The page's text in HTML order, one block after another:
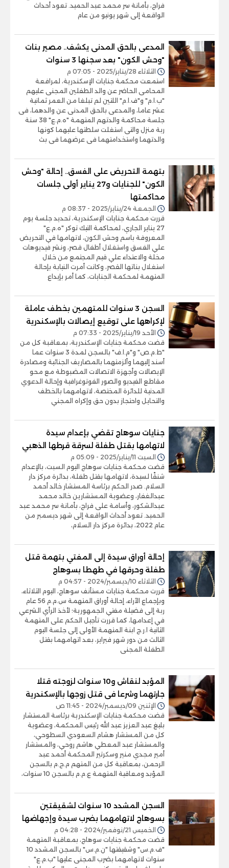
فراج، بأمانة سر محمد عبد الحميد. تعود أحداث
الواقعة إلى شهر يونيو من عام
المدعى بالحق المدنى يكشف.. مصير بنات
"وحش الكون" بعد سجنها 3 سنوات
الثلاثاء 28/يناير/2025 - 07:05 م
استمعت محكمة جنايات الإسكندرية، لمرافعة
المحامى الحاضر عن والد الطفلين المجنى عليهم
"ب.ا.م" و"ف.ا.م" اللتين لم تبلغا من العمر ثمانية
عشر عاما، والمدعى بالحق المدنى عن والدهما، فى
جلسة محاكمة والدتهم المتهمة "ه.م.ع" 38 سنة
ربة منزل والتى استغلت سلطتها عليهما كونها
والدتهما واستخدامتهما فى عرضهما فى بث
بتهمة التحريض على الفسق.. إحالة "وحش
الكون" للجنايات و27 يناير أولى جلسات
محاكمتها
الجمعة 24/يناير/2025 - 08:37 م
قررت محكمة جنايات الإسكندرية، تحديد جلسة يوم
27 يناير الجاري، لمحاكمة التيك توكر "ه.م.ع"
المعروفة باسم وحش الكون، لاتهامها في التحريض
علي الفسق واستغلال أطفال قصر، ونشر فيديوهات
مخلة والاعتداء علي قيم المجتمع من خلال
استغلال بناتها القصر، وكانت أمرت النيابة بإحالة
المتهمة لمحكمة الجنايات، كما أمر بإيداع
السجن 3 سنوات للمتهمين بخطف عاملة
لإكراهها على توقيع إيصالات بالإسكندرية
الأحد 19/يناير/2025 - 07:33 م
قضت محكمة جنايات الإسكندرية، بمعاقبة كل من
"ط.م.ص" و"م.ا.ف" بالسجن لمدة 3 سنوات عما
أسند إليهما وألزمتهما بالمصاريف الجنائية ومصادرة
الإيصالات وأجهزة الاتصالات المضبوطة مع محو
مقاطع الفيديو والصور الفوتوغرافية وإحالة الدعوي
المدنية للدائرة المختصة، لاتهامهما بالخطف
والتحايل واحتجاز بدون حق وإكراه المجني
جنايات سوهاج تقضي بإعدام سيدة
لاتهامها بقتل طفلة لسرقة قرطها الذهبي
السبت 11/يناير/2025 - 05:09 م
قضت محكمة جنايات سوهاج اليوم السبت، بالإعدام
شنقًا لسيدة، لاتهامها بقتل طفلة، بدائرة مركز دار
السلام. صدر الحكم برئاسة المستشار خالد أحمد
عبدالغفار، وعضوية المستشارين خالد محمد
عبدالشكور، وأسامة على فراج، بأمانة سر محمد عبد
الحميد. تعود أحداث الواقعة إلى شهر ديسمبر من
عام 2022، بدائرة مركز دار السلام،
إحالة أوراق سيدة إلى المفتي بتهمة قتل
طفلة وحرقها في طهطا بسوهاج
الثلاثاء 10/ديسمبر/2024 - 04:57 م
قررت محكمة جنايات مستأنف سوهاج، اليوم الثلاثاء،
وبإجماع الآراء، إحالة أوراق المتهمة س.م.م 56 عام
ربة إلى فضيلة مفتي الجمهورية؛ لأخذ الرأي الشرعي
في إعدامها، كما قررت تأجيل الحكم على المتهمة
الثانية ا.ر.ج ابنة المتهمة الأولى إلى جلسة اليوم
الثالث من دور شهر فبراير، بعد اتهامهما بقتل
الطفلة المجنى
المؤبد لنقاش و10 سنوات لزوجته قتلا
جارتهما وشرعا فى قتل زوجها بالإسكندرية
الإثنين 09/ديسمبر/2024 - 11:45 ص
قضت محكمة جنايات الإسكندرية برئاسة المستشار
بليغ عبد العزيز عبد الله رئيس المحكمة، وعضوية
كل من المستشار هشام السعودي السطوحي،
والمستشار عبد المعطي هاشم روحي، والمستشار
أمير مجدي منير وسكرتير المحكمة أحمد عبد
الرحمن، بمعاقبة كل من المتهم م.ح.م بالسجن
المؤبد ومعاقية المتهمة ع.م.م بالسجن 10 سنوات،
السجن المشدد 10 سنوات لشقيقتين
بسوهاج لاتهامهما بضرب سيدة وإجهاضها
الخميس 21/نوفمبر/2024 - 04:28 م
قضت محكمة جنايات سوهاج، بمعاقبة المتهمة
"ف.م.س" وشقيقتها "ن.م.س" بالسجن المشدد 10
سنوات لاتهامهما بضرب المجنى عليها "ب.م.ع"